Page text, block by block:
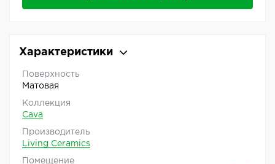
Характеристики
Поверхность
Матовая
Коллекция
Cava
Производитель
Living Ceramics
Помещение